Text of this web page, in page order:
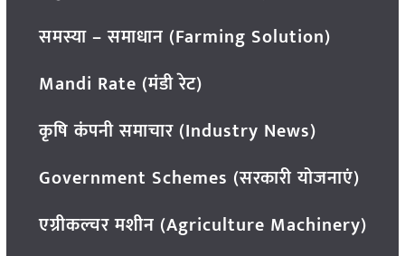
समस्या – समाधान (Farming Solution)
Mandi Rate (मंडी रेट)
कृषि कंपनी समाचार (Industry News)
Government Schemes (सरकारी योजनाएं)
एग्रीकल्चर मशीन (Agriculture Machinery)